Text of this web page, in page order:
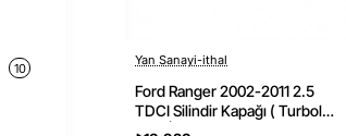
10
Yan Sanayi-ithal
Ford Ranger 2002-2011 2.5
TDCI Silindir Kapağı ( Turbolu
Tip ) İthal Yan Sanayi